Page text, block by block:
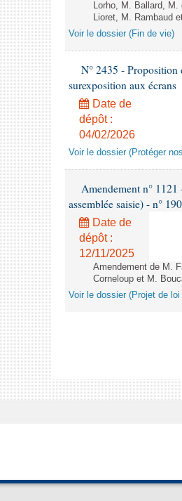
Lorho, M. Ballard,
Lioret, M. Rambaud
Voir le dossier (Fin de vie)
N° 2435 -
surexposition aux écrans
Date de
dépôt :
04/02/2026
Voir le dossier (Protéger
Amendement n°
assemblée saisie) - n°
Date de
dépôt :
12/11/2025
Amendement de M.
Corneloup et M.
Voir le dossier (Projet de